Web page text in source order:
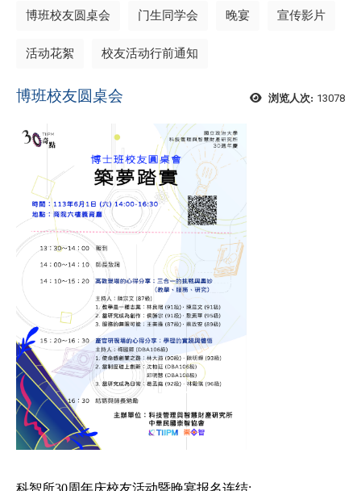
博班校友圆桌会 门生同学会 晚宴 宣传影片
活动花絮 校友活动行前通知
浏览人次: 13078
博班校友圆桌会
科智所30周年庆校友活动暨晚宴报名连结: